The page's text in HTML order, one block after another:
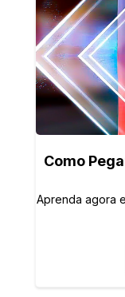
Como
Aprenda agora